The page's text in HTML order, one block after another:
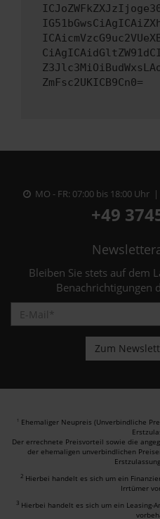
ZmFsc2UKICB9Cn0=
MO - FR: 07:00 bis 18:00 Uhr |
+49
Bleiben Sie stets auf dem
Benachrichtigungen
1 Ehemaliger Neupreis (Unverbindliche
Der errechnete Preisvorteil sowie die
der ehemaligen unverbindlichen
2 Hierbei handelt es sich um ein
Irrtümer
3 Hierbei handelt es sich um ein Leasing-